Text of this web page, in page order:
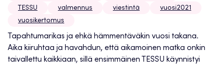
TESSU
valmennus viestintä
vuosi2021
vuosikertomus
Tapahtumarikas ja ehkä hämmentäväkin vuosi takana.
Aika kiiruhtaa ja havahdun, että aikamoinen matka onkin
taivallettu kaikkiaan, sillä ensimmäinen TESSU käynnistyi